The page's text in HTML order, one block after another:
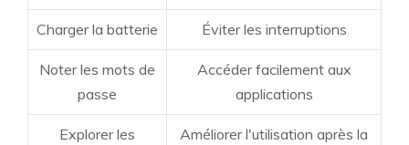
Charger la batterie Éviter les interruptions
Noter les mots de
passe
Accéder facilement aux
applications
Explorer les
Améliorer l'utilisation après la